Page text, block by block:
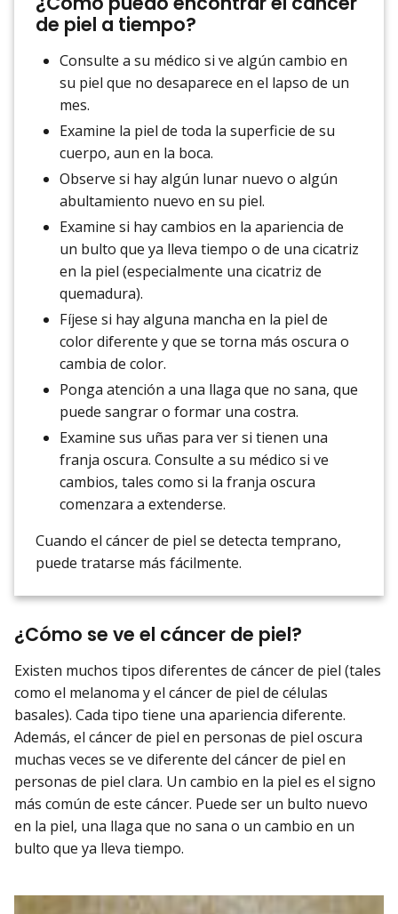
de piel a tiempo?
Consulte a su médico si ve algún cambio en
su piel que no desaparece en el lapso de un
mes.
Examine la piel de toda la superficie de su
cuerpo, aun en la boca.
Observe si hay algún lunar nuevo o algún
abultamiento nuevo en su piel.
Examine si hay cambios en la apariencia de
un bulto que ya lleva tiempo o de una cicatriz
en la piel (especialmente una cicatriz de
quemadura).
Fíjese si hay alguna mancha en la piel de
color diferente y que se torna más oscura o
cambia de color.
Ponga atención a una llaga que no sana, que
puede sangrar o formar una costra.
Examine sus uñas para ver si tienen una
franja oscura. Consulte a su médico si ve
cambios, tales como si la franja oscura
comenzara a extenderse.
Cuando el cáncer de piel se detecta temprano,
puede tratarse más fácilmente.
¿Cómo se ve el cáncer de piel?
Existen muchos tipos diferentes de cáncer de piel (tales
como el melanoma y el cáncer de piel de células
basales). Cada tipo tiene una apariencia diferente.
Además, el cáncer de piel en personas de piel oscura
muchas veces se ve diferente del cáncer de piel en
personas de piel clara. Un cambio en la piel es el signo
más común de este cáncer. Puede ser un bulto nuevo
en la piel, una llaga que no sana o un cambio en un
bulto que ya lleva tiempo.